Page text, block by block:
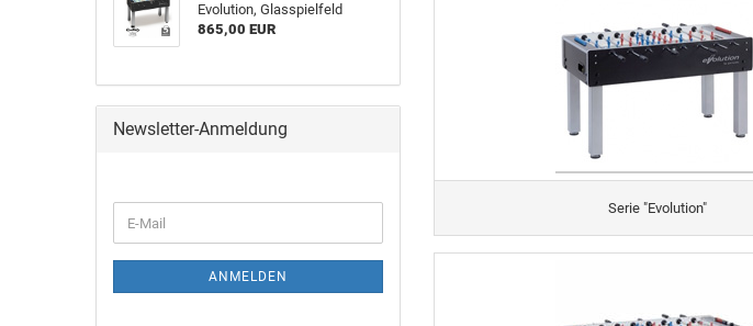
Serie "Evolution"
Evo­lu­ti­on, Glas­spiel­feld
865,00 EUR
Newsletter-Anmeldung
ANMELDEN